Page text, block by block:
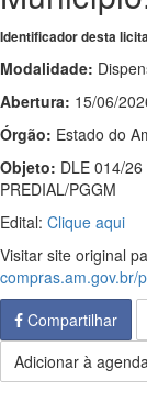
Identificador desta
Modalidade:
Abertura: 15/06/
Órgão: Estado do
Objeto: DLE 014/
PREDIAL/PGGM
Edital: Clique aqui
Visitar site original
compras.am.gov.br/
Compartilhar
Adicionar à